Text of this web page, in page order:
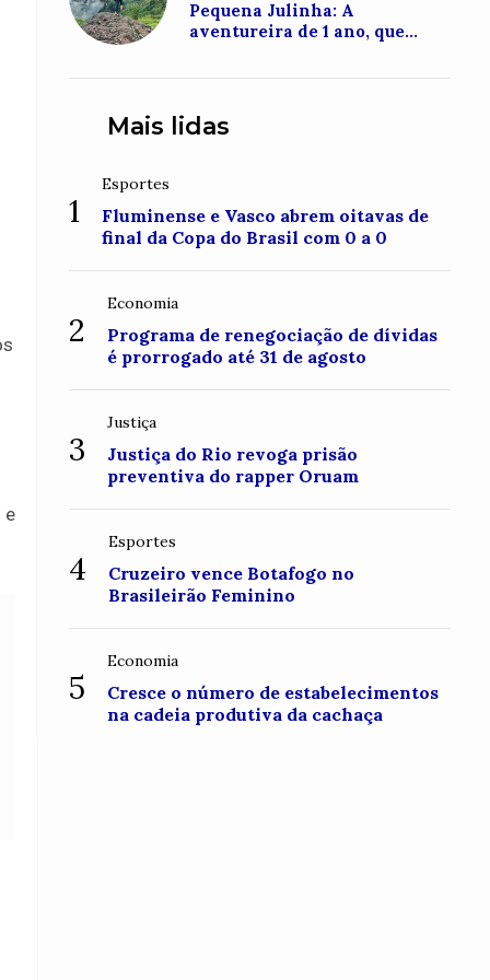
e
Pequena Julinha: A
aventureira de 1 ano, que
Roraima
Mais lidas
1
Esportes
Fluminense e Vasco abrem oitavas de
final da Copa do Brasil com 0 a 0
2
Economia
Programa de renegociação de dívidas
é prorrogado até 31 de agosto
3
Justiça
Justiça do Rio revoga prisão
preventiva do rapper Oruam
4
Esportes
Cruzeiro vence Botafogo no
Brasileirão Feminino
5
Economia
Cresce o número de estabelecimentos
na cadeia produtiva da cachaça